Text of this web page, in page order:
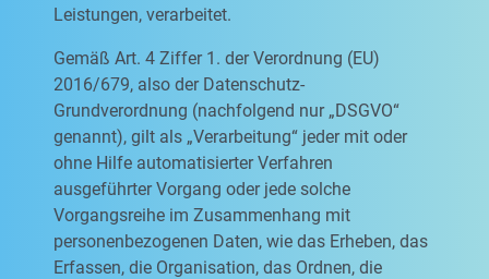
Leistungen, verarbeitet.
Gemäß Art. 4 Ziffer 1. der Verordnung (EU)
2016/679, also der Datenschutz-
Grundverordnung (nachfolgend nur „DSGVO“
genannt), gilt als „Verarbeitung“ jeder mit oder
ohne Hilfe automatisierter Verfahren
ausgeführter Vorgang oder jede solche
Vorgangsreihe im Zusammenhang mit
personenbezogenen Daten, wie das Erheben, das
Erfassen, die Organisation, das Ordnen, die